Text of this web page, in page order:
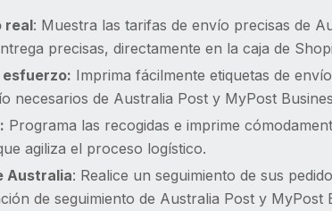
real: Muestra las tarifas de envío precisas de
precisas, directamente en la caja de
esfuerzo: Imprima fácilmente etiquetas de
necesarios de Australia Post y MyPost
Programa las recogidas e imprime
agiliza el proceso logístico.
Australia: Realice un seguimiento de sus
de seguimiento de Australia Post y MyPost